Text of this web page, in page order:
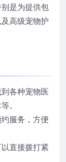
是为提供包
高级宠物护
各种宠物医
。
服务，方便
直接拨打紧